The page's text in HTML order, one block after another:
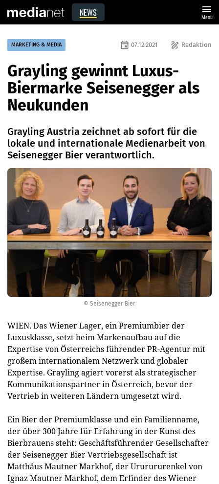
NEWS menu
Menü
© Seisenegger Bier
MARKETING & MEDIA draw Redaktion
event 07.12.2021
Grayling gewinnt Luxus-
Biermarke Seisenegger als
Neukunden
Grayling Austria zeichnet ab sofort für die
lokale und internationale Medienarbeit von
Seisenegger Bier verantwortlich.
WIEN. Das Wiener Lager, ein Premiumbier der
Luxusklasse, setzt beim Markenaufbau auf die
Expertise von Österreichs führender PR-Agentur mit
großem internationalem Netzwerk und globaler
Expertise. Grayling agiert vorerst als strategischer
Kommunikationspartner in Österreich, bevor der
Vertrieb in weiteren Ländern umgesetzt wird.
Ein Bier der Premiumklasse und ein Familienname,
der über 300 Jahre für Erfahrung in der Kunst des
Bierbrauens steht: Geschäftsführender Gesellschafter
der Seisenegger Bier Vertriebsgesellschaft ist
Matthäus Mautner Markhof, der Ururururenkel von
Ignaz Mautner Markhof, dem Erfinder des Wiener